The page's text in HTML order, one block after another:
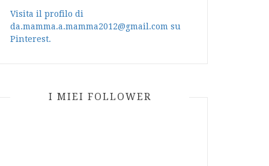
Visita il profilo di
da.mamma.a.mamma2012@gmail.com su
Pinterest.
I MIEI FOLLOWER